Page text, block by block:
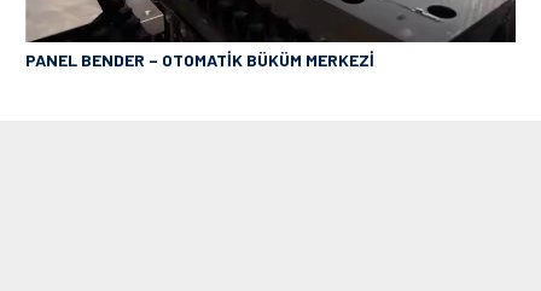
PANEL BENDER – OTOMATİK BÜKÜM MERKEZİ